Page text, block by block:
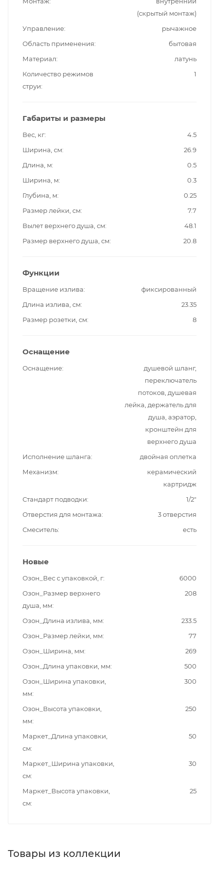
(скрытый монтаж)
Управление
рычажное
Область применения
бытовая
Материал
латунь
Количество режимов
струи
1
Габариты и размеры
Вес, кг
4.5
Ширина, см
26.9
Длина, м
0.5
Ширина, м
0.3
Глубина, м
0.25
Размер лейки, см
7.7
Вылет верхнего душа, см
48.1
Размер верхнего душа, см
20.8
Функции
Вращение излива
фиксированный
Длина излива, см
23.35
Размер розетки, см
8
Оснащение
Оснащение
душевой шланг,
переключатель
потоков, душевая
лейка, держатель для
душа, аэратор,
кронштейн для
верхнего душа
Исполнение шланга
двойная оплетка
Механизм
керамический
картридж
Стандарт подводки
1/2"
Отверстия для монтажа
3 отверстия
Смеситель
есть
Новые
Озон_Вес с упаковкой, г
6000
Озон_Размер верхнего
душа, мм
208
Озон_Длина излива, мм
233.5
Озон_Размер лейки, мм
77
Озон_Ширина, мм
269
Озон_Длина упаковки, мм
500
Озон_Ширина упаковки,
мм
300
Озон_Высота упаковки,
мм
250
Маркет_Длина упаковки,
см
50
Маркет_Ширина упаковки,
см
30
Маркет_Высота упаковки,
см
25
Товары из коллекции